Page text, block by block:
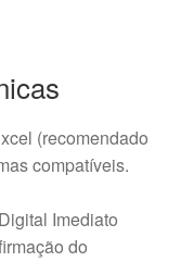
(recomendado
compatíveis.
Imediato
do